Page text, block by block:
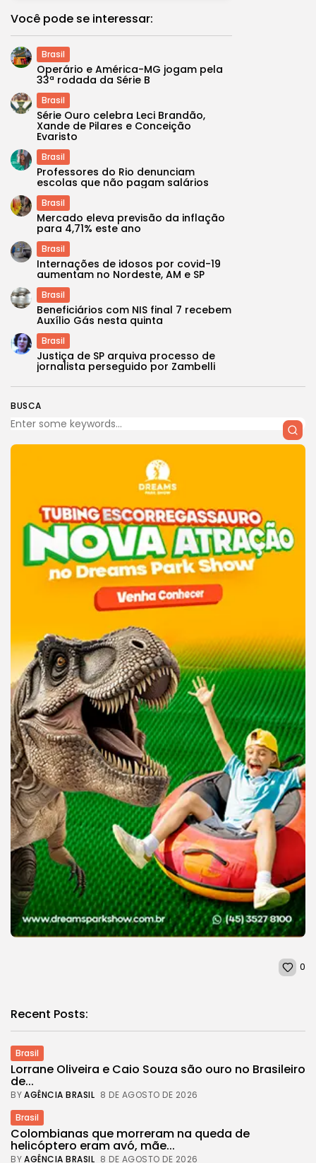
BUSCA
Você pode se interessar:
Brasil
Operário e América-MG jogam pela
33ª rodada da Série B
Brasil
Série Ouro celebra Leci Brandão,
Xande de Pilares e Conceição
Evaristo
Brasil
Professores do Rio denunciam
escolas que não pagam salários
Brasil
Mercado eleva previsão da inflação
para 4,71% este ano
Brasil
Internações de idosos por covid-19
aumentam no Nordeste, AM e SP
Brasil
Beneficiários com NIS final 7 recebem
Auxílio Gás nesta quinta
Brasil
Justiça de SP arquiva processo de
jornalista perseguido por Zambelli
0
Recent Posts:
Brasil
Lorrane Oliveira e Caio Souza são ouro no Brasileiro
de...
BYAGÊNCIA BRASIL 8 DE AGOSTO DE 2026
Brasil
Colombianas que morreram na queda de
helicóptero eram avó, mãe...
BYAGÊNCIA BRASIL 8 DE AGOSTO DE 2026